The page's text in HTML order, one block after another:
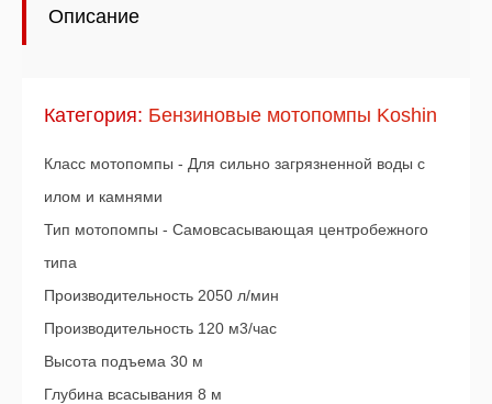
Описание
Категория: Бензиновые мотопомпы Koshin
Класс мотопомпы - Для сильно загрязненной воды с
илом и камнями
Тип мотопомпы - Самовсасывающая центробежного
типа
Производительность 2050 л/мин
Производительность 120 м3/час
Высота подъема 30 м
Глубина всасывания 8 м